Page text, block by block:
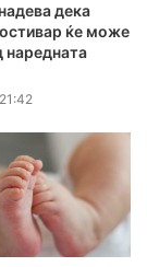
дека
ќе може
наредната